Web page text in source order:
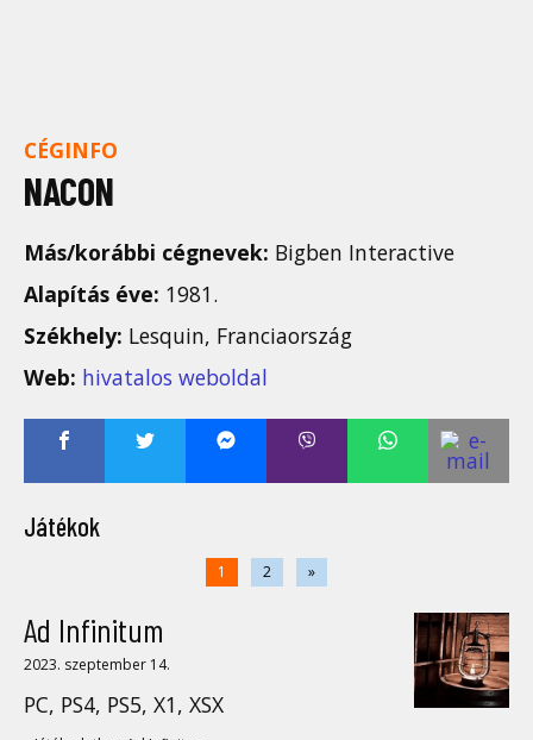
CÉGINFO
NACON
Más/korábbi cégnevek: Bigben Interactive
Alapítás éve: 1981.
Székhely: Lesquin, Franciaország
Web: hivatalos weboldal
Játékok
1 2 »
Ad Infinitum
2023. szeptember 14.
PC, PS4, PS5, X1, XSX